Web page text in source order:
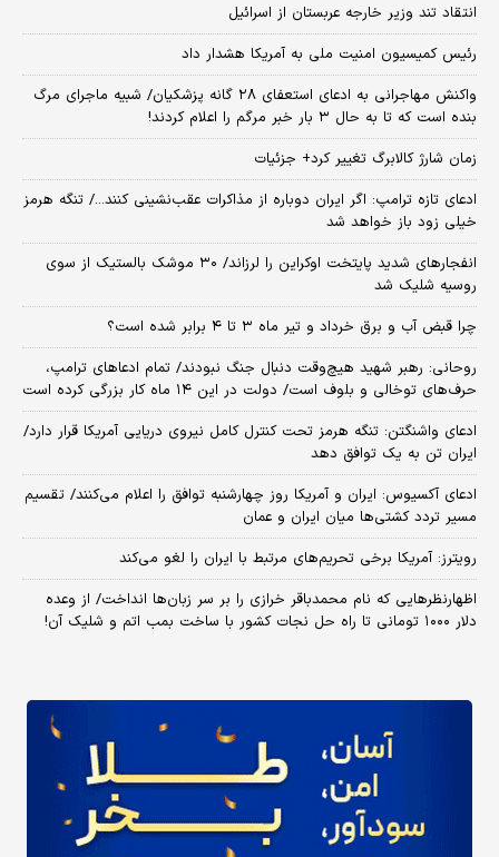
انتقاد تند وزیر خارجه عربستان از اسرائیل
رئیس کمیسیون امنیت ملی به آمریکا هشدار داد
واکنش مهاجرانی به ادعای استعفای ۲۸ گانه پزشکیان/ شبیه ماجرای مرگ
بنده است که تا به حال ۳ بار خبر مرگم را اعلام کردند!
زمان شارژ کالابرگ تغییر کرد+ جزئیات
ادعای تازه ترامپ: اگر ایران دوباره از مذاکرات عقب‌نشینی کنند.../ تنگه هرمز
خیلی زود باز خواهد شد
انفجارهای شدید پایتخت اوکراین را لرزاند/ ۳۰ موشک بالستیک از سوی
روسیه شلیک شد
چرا قبض آب و برق خرداد و تیر ماه ۳ تا ۴ برابر شده است؟
روحانی: رهبر شهید هیچ‌وقت دنبال جنگ نبودند/ تمام ادعاهای ترامپ،
حرف‌های توخالی و بلوف است/ دولت در این ۱۴ ماه کار بزرگی کرده است
ادعای واشنگتن: تنگه هرمز تحت کنترل کامل نیروی دریایی آمریکا قرار دارد/
ایران تن به یک توافق دهد
ادعای آکسیوس: ایران و آمریکا روز چهارشنبه توافق را اعلام می‌کنند/ تقسیم
مسیر تردد کشتی‌ها میان ایران و عمان
رویترز: آمریکا برخی تحریم‌های مرتبط با ایران را لغو می‌کند
اظهارنظرهایی که نام محمدباقر خرازی را بر سر زبان‌ها انداخت/ از وعده
دلار ۱۰۰۰ تومانی تا راه حل نجات کشور با ساخت بمب اتم و شلیک آن!